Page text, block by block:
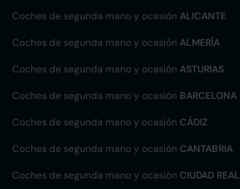
Coches de segunda mano y ocasión ALICANTE
Coches de segunda mano y ocasión ALMERÍA
Coches de segunda mano y ocasión ASTURIAS
Coches de segunda mano y ocasión BARCELONA
Coches de segunda mano y ocasión CÁDIZ
Coches de segunda mano y ocasión CANTABRIA
Coches de segunda mano y ocasión CIUDAD REAL